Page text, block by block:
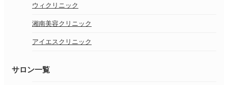
ウィクリニック
湘南美容クリニック
アイエスクリニック
サロン一覧